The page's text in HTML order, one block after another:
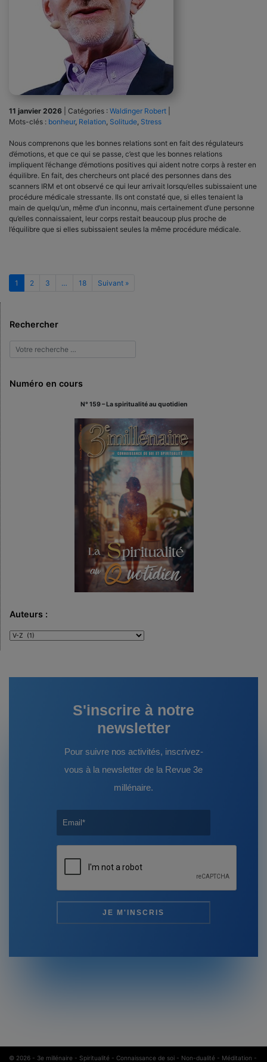
11 janvier 2026 Catégories : Waldinger Robert
Mots-clés : bonheur, Relation, Solitude, Stress
Nous comprenons que les bonnes relations sont en fait des régulateurs
d’émotions, et que ce qui se passe, c’est que les bonnes relations
impliquent l’échange d’émotions positives qui aident notre corps à rester en
équilibre. En fait, des chercheurs ont placé des personnes dans des
scanners IRM et ont observé ce qui leur arrivait lorsqu’elles subissaient une
procédure médicale stressante. Ils ont constaté que, si elles tenaient la
main de quelqu’un, même d’un inconnu, mais certainement d’une personne
qu’elles connaissaient, leur corps restait beaucoup plus proche de
l’équilibre que si elles subissaient seules la même procédure médicale.
1 2 3 … 18 Suivant »
Rechercher
Numéro en cours
N° 159 – La spiritualité au quotidien
Auteurs :
Auteurs
:
S'inscrire à notre
newsletter
Pour suivre nos activités, inscrivez-
vous à la newsletter de la Revue 3e
millénaire.
© 2026 - 3e millénaire - Spiritualité - Connaissance de soi - Non-dualité - Méditation -